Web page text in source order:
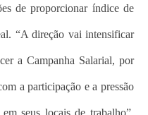
de proporcionar índice de
“A direção vai intensificar
a Campanha Salarial, por
a participação e a pressão
seus locais de trabalho”,